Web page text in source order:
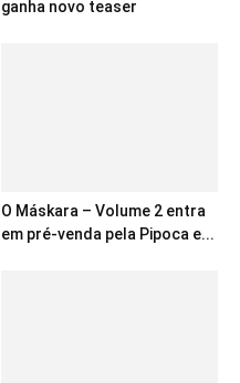
ganha novo teaser
O Máskara – Volume 2 entra
em pré-venda pela Pipoca e...